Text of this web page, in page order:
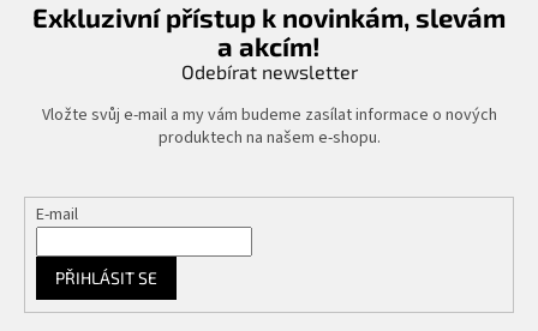
Exkluzivní přístup k novinkám, slevám
a akcím!
Odebírat newsletter
Vložte svůj e-mail a my vám budeme zasílat informace o nových
produktech na našem e-shopu.
E-mail
PŘIHLÁSIT SE